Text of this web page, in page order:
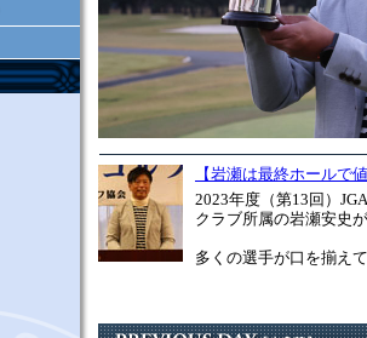
【岩瀬は最終ホールで
2023年度（第13回）
クラブ所属の岩瀬安史
多くの選手が口を揃え